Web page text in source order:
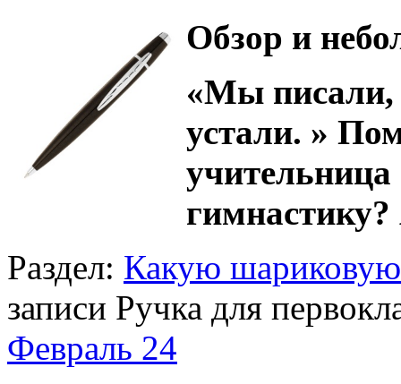
Обзор и
«Мы писали,
устали. »
Раздел: Какую
записи Ручка для
Февраль 24